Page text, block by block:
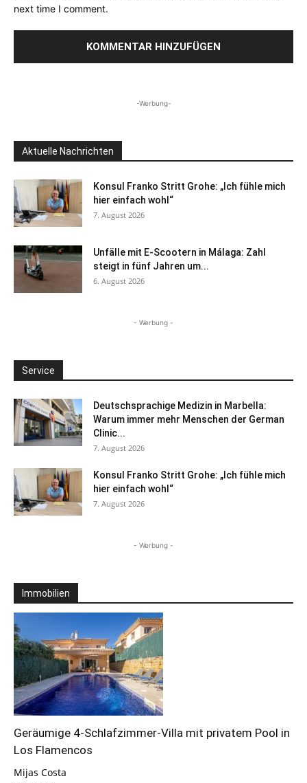
next time I comment.
-Werbung-
Aktuelle Nachrichten
Konsul Franko Stritt Grohe: „Ich fühle mich
hier einfach wohl“
7. August 2026
Unfälle mit E-Scootern in Málaga: Zahl
steigt in fünf Jahren um...
6. August 2026
- Werbung -
Service
Deutschsprachige Medizin in Marbella:
Warum immer mehr Menschen der German
Clinic...
7. August 2026
Konsul Franko Stritt Grohe: „Ich fühle mich
hier einfach wohl“
7. August 2026
- Werbung -
Immobilien
Geräumige 4-Schlafzimmer-Villa mit privatem Pool in
Los Flamencos
Mijas Costa